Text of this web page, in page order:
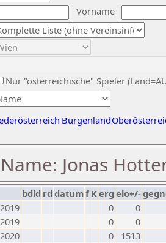
Vorname
Nur "österreichische" Spieler
Burgenland
Jonas
bdld rd datumf Kerg elo+/-
0
0
0
0
0
1513